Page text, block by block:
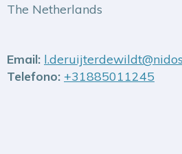
The Netherlands
Email:
Telefono: +31885011245